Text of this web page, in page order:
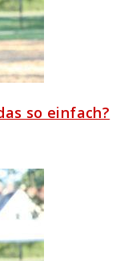
so einfach?